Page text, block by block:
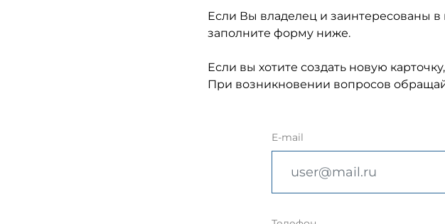
Если Вы владелец и заинтересованы
заполните форму ниже.
Если вы хотите создать новую
При возникновении вопросов
E-mail